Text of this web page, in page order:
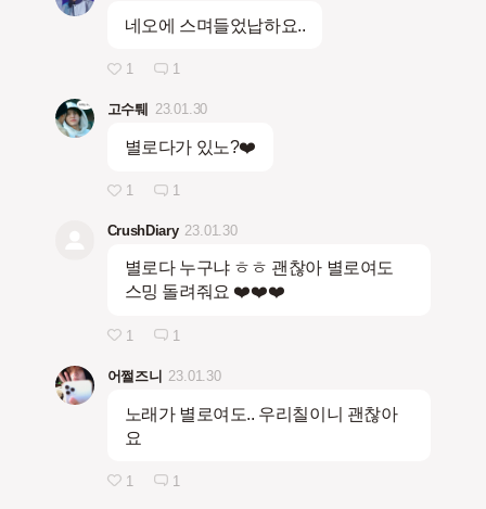
네오에 스며들었납하요..
1 1
고수퉤 23.01.30
별로다가 있노?❤️
1 1
CrushDiary 23.01.30
별로다 누구냐 ㅎㅎ 괜찮아 별로여도
스밍 돌려줘요 ❤️❤️❤️
1 1
어쩔즈니 23.01.30
노래가 별로여도.. 우리칠이니 괜찮아
요
1 1